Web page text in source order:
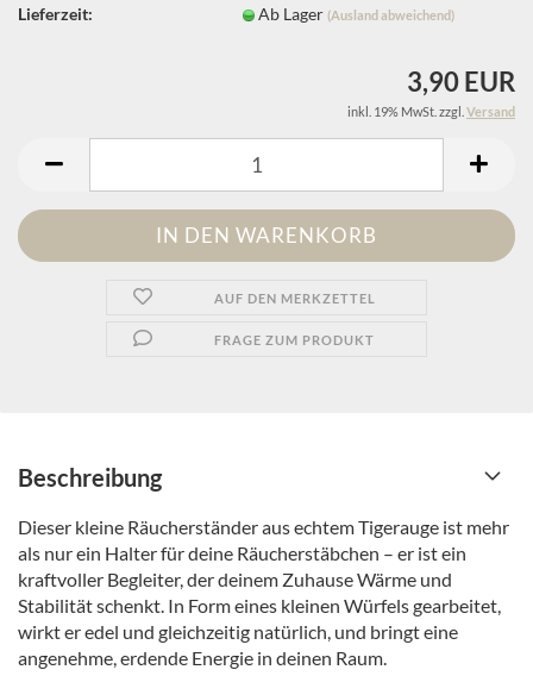
Lieferzeit:
Ab Lager(Ausland abweichend)
3,90 EUR
inkl. 19% MwSt. zzgl. Versand
AUF DEN MERKZETTEL
FRAGE ZUM PRODUKT
Beschreibung
Dieser kleine Räucherständer aus echtem Tigerauge ist mehr
als nur ein Halter für deine Räucherstäbchen – er ist ein
kraftvoller Begleiter, der deinem Zuhause Wärme und
Stabilität schenkt. In Form eines kleinen Würfels gearbeitet,
wirkt er edel und gleichzeitig natürlich, und bringt eine
angenehme, erdende Energie in deinen Raum.